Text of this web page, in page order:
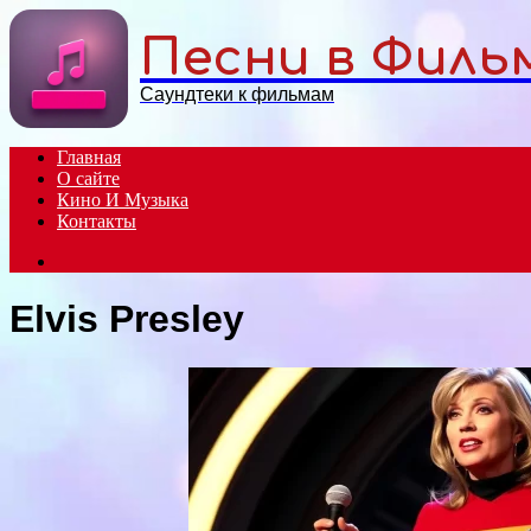
Menu
Песни в
Саундтеки к фильмам
Главная
О сайте
Кино И Музыка
Контакты
Elvis Presley